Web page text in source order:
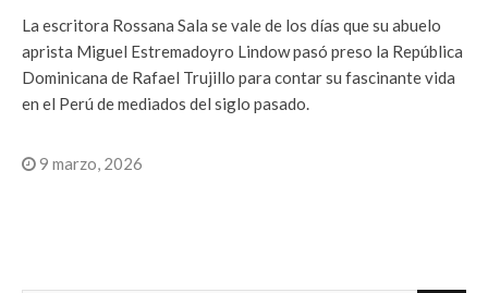
La escritora Rossana Sala se vale de los días que su abuelo
aprista Miguel Estremadoyro Lindow pasó preso la República
Dominicana de Rafael Trujillo para contar su fascinante vida
en el Perú de mediados del siglo pasado.
9 marzo, 2026